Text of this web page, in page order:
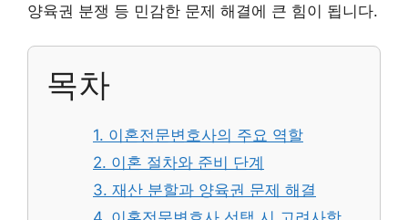
양육권 분쟁 등 민감한 문제 해결에 큰 힘이 됩니다.
목차
1. 이혼전문변호사의 주요 역할
2. 이혼 절차와 준비 단계
3. 재산 분할과 양육권 문제 해결